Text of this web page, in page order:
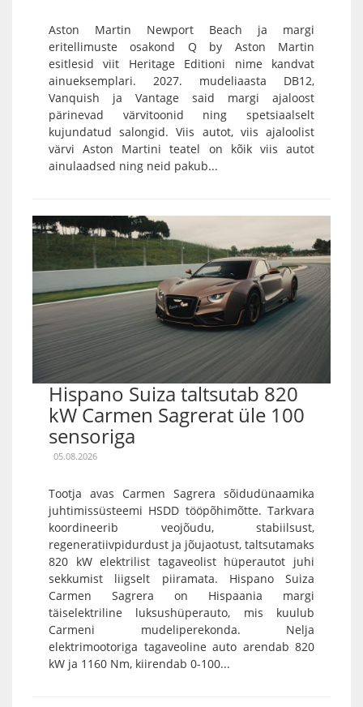
Aston Martin Newport Beach ja margi
eritellimuste osakond Q by Aston Martin
esitlesid viit Heritage Editioni nime kandvat
ainueksemplari. 2027. mudeliaasta DB12,
Vanquish ja Vantage said margi ajaloost
pärinevad värvitoonid ning spetsiaalselt
kujundatud salongid. Viis autot, viis ajaloolist
värvi Aston Martini teatel on kõik viis autot
ainulaadsed ning neid pakub...
Hispano Suiza taltsutab 820
kW Carmen Sagrerat üle 100
sensoriga
05.08.2026
Tootja avas Carmen Sagrera sõidudünaamika
juhtimissüsteemi HSDD tööpõhimõtte. Tarkvara
koordineerib veojõudu, stabiilsust,
regeneratiivpidurdust ja jõujaotust, taltsutamaks
820 kW elektrilist tagaveolist hüperautot juhi
sekkumist liigselt piiramata. Hispano Suiza
Carmen Sagrera on Hispaania margi
täiselektriline luksushüperauto, mis kuulub
Carmeni mudeliperekonda. Nelja
elektrimootoriga tagaveoline auto arendab 820
kW ja 1160 Nm, kiirendab 0-100...